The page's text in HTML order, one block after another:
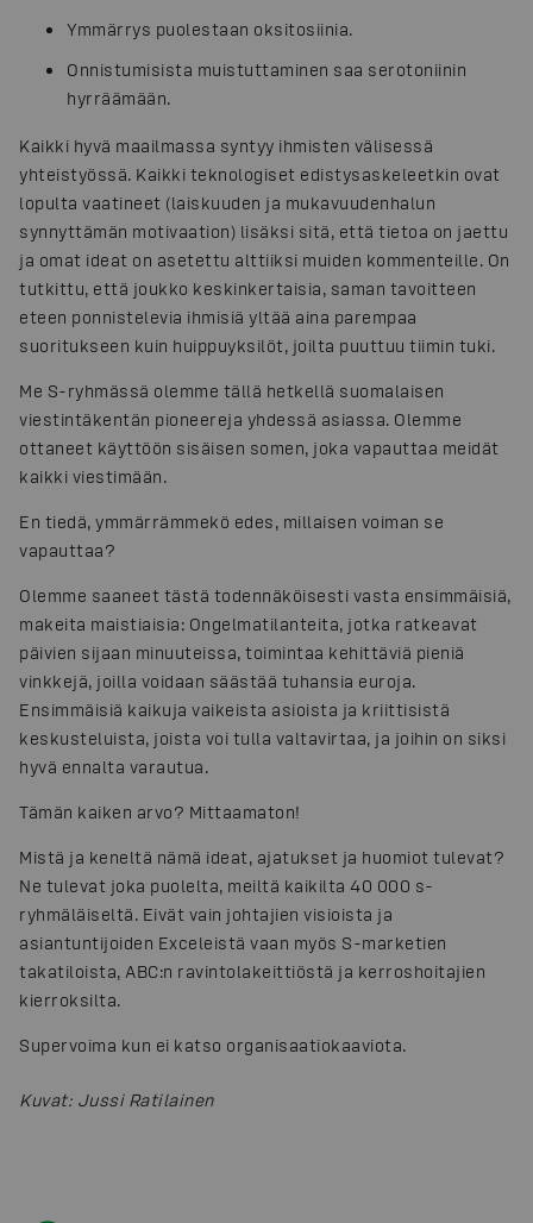
Ymmärrys puolestaan oksitosiinia.
Onnistumisista muistuttaminen saa serotoniinin
hyrräämään.
Kaikki hyvä maailmassa syntyy ihmisten välisessä
yhteistyössä. Kaikki teknologiset edistysaskeleetkin ovat
lopulta vaatineet (laiskuuden ja mukavuudenhalun
synnyttämän motivaation) lisäksi sitä, että tietoa on jaettu
ja omat ideat on asetettu alttiiksi muiden kommenteille. On
tutkittu, että joukko keskinkertaisia, saman tavoitteen
eteen ponnistelevia ihmisiä yltää aina parempaa
suoritukseen kuin huippuyksilöt, joilta puuttuu tiimin tuki.
Me S-ryhmässä olemme tällä hetkellä suomalaisen
viestintäkentän pioneereja yhdessä asiassa. Olemme
ottaneet käyttöön sisäisen somen, joka vapauttaa meidät
kaikki viestimään.
En tiedä, ymmärrämmekö edes, millaisen voiman se
vapauttaa?
Olemme saaneet tästä todennäköisesti vasta ensimmäisiä,
makeita maistiaisia: Ongelmatilanteita, jotka ratkeavat
päivien sijaan minuuteissa, toimintaa kehittäviä pieniä
vinkkejä, joilla voidaan säästää tuhansia euroja.
Ensimmäisiä kaikuja vaikeista asioista ja kriittisistä
keskusteluista, joista voi tulla valtavirtaa, ja joihin on siksi
hyvä ennalta varautua.
Tämän kaiken arvo? Mittaamaton!
Mistä ja keneltä nämä ideat, ajatukset ja huomiot tulevat?
Ne tulevat joka puolelta, meiltä kaikilta 40 000 s-
ryhmäläiseltä. Eivät vain johtajien visioista ja
asiantuntijoiden Exceleistä vaan myös S-marketien
takatiloista, ABC:n ravintolakeittiöstä ja kerroshoitajien
kierroksilta.
Supervoima kun ei katso organisaatiokaaviota.
Kuvat: Jussi Ratilainen